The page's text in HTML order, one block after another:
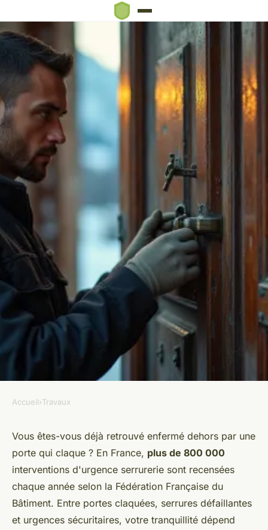
Serrurier à Annecy : votre
expert en sécurité disponible
24/7
Auberte•22/05/2026 08:08•8 min de lecture
Accueil›Travaux
Vous êtes-vous déjà retrouvé enfermé dehors par une
porte qui claque ? En France, plus de 800 000
interventions d'urgence serrurerie sont recensées
chaque année selon la Fédération Française du
Bâtiment. Entre portes claquées, serrures défaillantes
et urgences sécuritaires, votre tranquillité dépend